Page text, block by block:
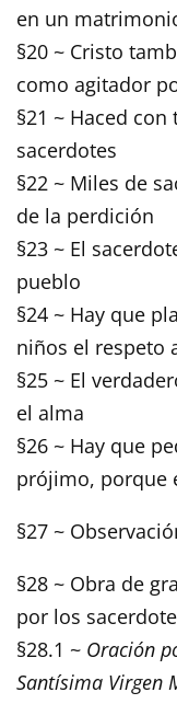
en un
§20 ~ Cristo
como agitador
§21 ~ Haced
sacerdotes
§22 ~ Miles de
de la perdición
§23 ~ El
pueblo
§24 ~ Hay que
niños el respeto
§25 ~ El
el alma
§26 ~ Hay que
prójimo, porque
§27 ~
§28 ~ Obra de
por los
§28.1 ~ Oración
Santísima Virgen